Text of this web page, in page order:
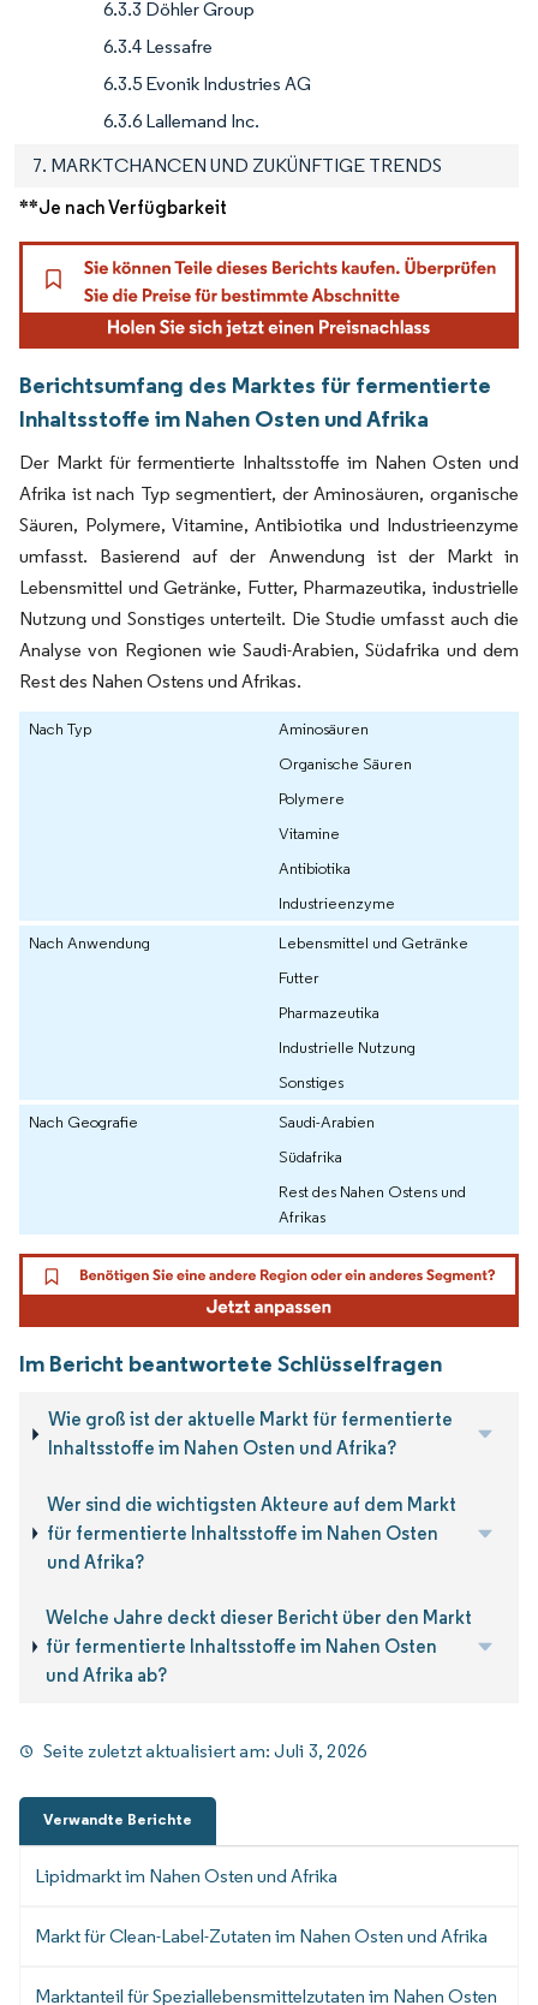
6.3.3 Döhler Group
6.3.4 Lessafre
6.3.5 Evonik Industries AG
6.3.6 Lallemand Inc.
7. MARKTCHANCEN UND ZUKÜNFTIGE TRENDS
**Je nach Verfügbarkeit
Berichtsumfang des Marktes für fermentierte
Inhaltsstoffe im Nahen Osten und Afrika
Der Markt für fermentierte Inhaltsstoffe im Nahen Osten und
Afrika ist nach Typ segmentiert, der Aminosäuren, organische
Säuren, Polymere, Vitamine, Antibiotika und Industrieenzyme
umfasst. Basierend auf der Anwendung ist der Markt in
Lebensmittel und Getränke, Futter, Pharmazeutika, industrielle
Nutzung und Sonstiges unterteilt. Die Studie umfasst auch die
Analyse von Regionen wie Saudi-Arabien, Südafrika und dem
Rest des Nahen Ostens und Afrikas.
Nach Typ
Aminosäuren
Organische Säuren
Polymere
Vitamine
Antibiotika
Industrieenzyme
Nach Anwendung
Lebensmittel und Getränke
Futter
Pharmazeutika
Industrielle Nutzung
Sonstiges
Nach Geografie
Saudi-Arabien
Südafrika
Rest des Nahen Ostens und
Afrikas
Im Bericht beantwortete Schlüsselfragen
Wie groß ist der aktuelle Markt für fermentierte
Inhaltsstoffe im Nahen Osten und Afrika?
Wer sind die wichtigsten Akteure auf dem Markt
für fermentierte Inhaltsstoffe im Nahen Osten
und Afrika?
Welche Jahre deckt dieser Bericht über den Markt
für fermentierte Inhaltsstoffe im Nahen Osten
und Afrika ab?
Seite zuletzt aktualisiert am:Juli 3, 2026
Verwandte Berichte
Lipidmarkt im Nahen Osten und Afrika
Markt für Clean-Label-Zutaten im Nahen Osten und Afrika
Marktanteil für Speziallebensmittelzutaten im Nahen Osten